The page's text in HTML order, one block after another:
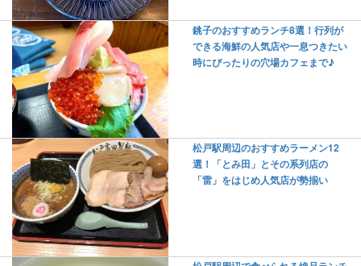
銚子のおすすめランチ8選！行列が
できる海鮮の人気店や一息つきたい
時にぴったりの穴場カフェまで♪
松戸駅周辺のおすすめラーメン12
選！「とみ田」とその系列店の
「雷」をはじめ人気店が勢揃い